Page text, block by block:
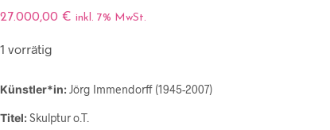
27.000,00 € inkl. 7% MwSt.
1 vorrätig
Künstler*in:Jörg Immendorff (1945-2007)
Titel:Skulptur o.T.